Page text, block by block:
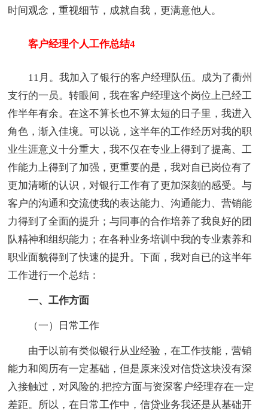
时间观念，重视细节，成就自我，更满意他人。
客户经理个人工作总结4
11月。我加入了银行的客户经理队伍。成为了衢州
支行的一员。转眼间，我在客户经理这个岗位上已经工
作半年有余。在这不算长也不算太短的日子里，我进入
角色，渐入佳境。可以说，这半年的工作经历对我的职
业生涯意义十分重大，我不仅在专业上得到了提高、工
作能力上得到了加强，更重要的是，我对自已岗位有了
更加清晰的认识，对银行工作有了更加深刻的感受。与
客户的沟通和交流使我的表达能力、沟通能力、营销能
力得到了全面的提升；与同事的合作培养了我良好的团
队精神和组织能力；在各种业务培训中我的专业素养和
职业面貌得到了快速的提升。下面，我对自已的这半年
工作进行一个总结：
一、工作方面
（一）日常工作
由于以前有类似银行从业经验，在工作技能，营销
能力和阅历有一定基础，但是原来没对信贷这块没有深
入接触过，对风险的.把控方面与资深客户经理存在一定
差距。所以，在日常工作中，信贷业务我还是从基础开